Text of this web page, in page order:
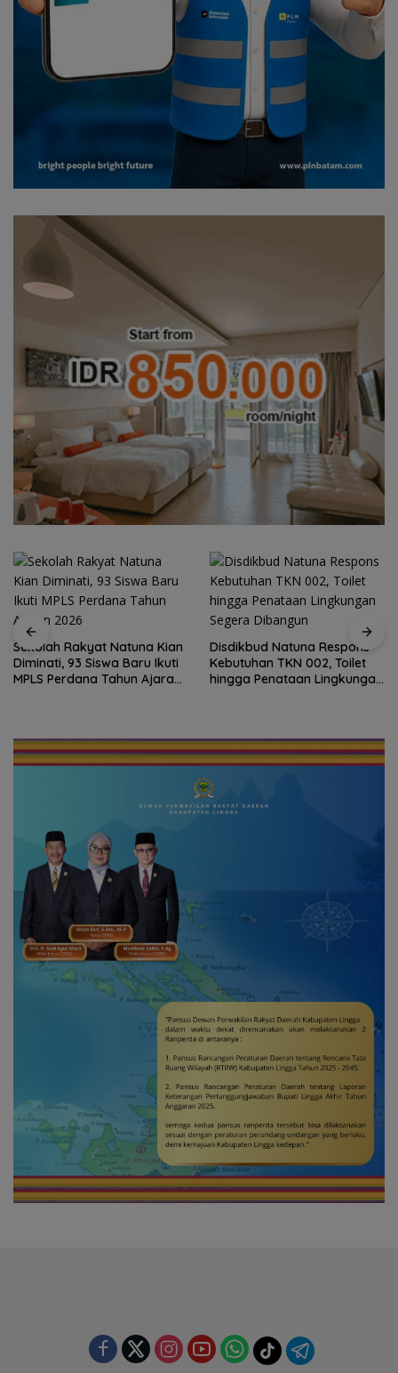
Sekolah Rakyat Natuna Kian
Diminati, 93 Siswa Baru Ikuti
MPLS Perdana Tahun Ajaran
Disdikbud Natuna Respons
Kebutuhan TKN 002, Toilet
hingga Penataan Lingkungan